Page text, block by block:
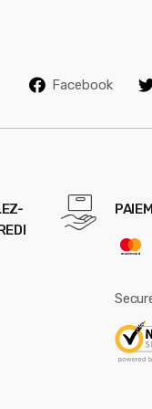
Facebook